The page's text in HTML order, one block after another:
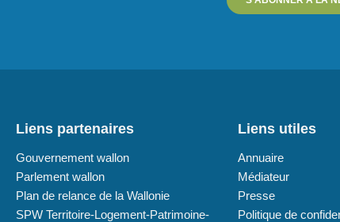
Liens partenaires
Gouvernement wallon
Parlement wallon
Plan de relance de la Wallonie
SPW Territoire-Logement-Patrimoine-
Liens utiles
Annuaire
Médiateur
Presse
Politique de